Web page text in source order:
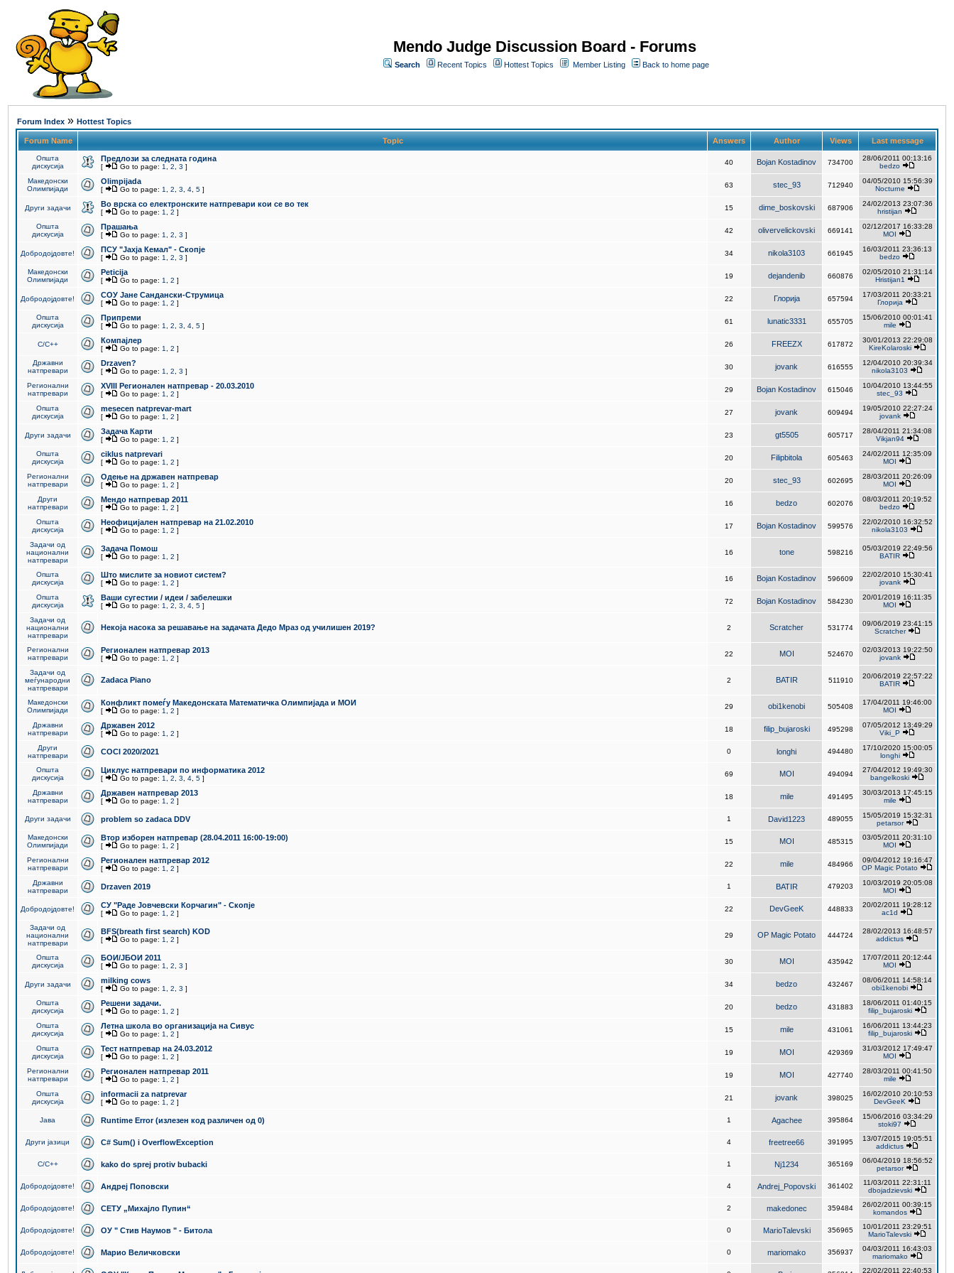
Mendo Judge Discussion Board - Forums
Search Recent Topics Hottest Topics Member Listing Back to home page
Forum Index » Hottest Topics
Forum Name Topic Answers Author Views Last message
Општа
дискусија
Предлози за следната година
[ Go to page: 1 2 3 ]
40 Bojan Kostadinov 734700
28/06/2011 00:13:16
bedzo
Македонски
Олимпијади
Olimpijada
[ Go to page: 1 2 3 4 5 ]
63 stec_93 712940
04/05/2010 15:56:39
Nocturne
Други задачи Во врска со електронските натпревари кои се во тек
[ Go to page: 1 2 ]
15 dime_boskovski 687906
24/02/2013 23:07:36
hristijan
Општа
дискусија
Прашања
[ Go to page: 1 2 3 ]
42 olivervelickovski 669141
02/12/2017 16:33:28
MOI
Добродојдовте! ПCУ "Јахја Кемал" - Скопје
[ Go to page: 1 2 3 ]
34 nikola3103 661945
16/03/2011 23:36:13
bedzo
Македонски
Олимпијади
Peticija
[ Go to page: 1 2 ]
19 dejandenib 660876
02/05/2010 21:31:14
Hristijan1
Добродојдовте! СОУ Јане Сандански-Струмица
[ Go to page: 1 2 ]
22 Глорија 657594
17/03/2011 20:33:21
Глорија
Општа
дискусија
Припреми
[ Go to page: 1 2 3 4 5 ]
61 lunatic3331 655705
15/06/2010 00:01:41
mile
C/C++ Компајлер
[ Go to page: 1 2 ]
26 FREEZX 617872
30/01/2013 22:29:08
KireKolaroski
Државни
натпревари
Drzaven?
[ Go to page: 1 2 3 ]
30 jovank 616555
12/04/2010 20:39:34
nikola3103
Регионални
натпревари
XVIII Регионален натпревар - 20.03.2010
[ Go to page: 1 2 ]
29 Bojan Kostadinov 615046
10/04/2010 13:44:55
stec_93
Општа
дискусија
mesecen natprevar-mart
[ Go to page: 1 2 ]
27 jovank 609494
19/05/2010 22:27:24
jovank
Други задачи Задача Карти
[ Go to page: 1 2 ]
23 gt5505 605717
28/04/2011 21:34:08
Vikjan94
Општа
дискусија
ciklus natprevari
[ Go to page: 1 2 ]
20 Filipbitola 605463
24/02/2011 12:35:09
MOI
Регионални
натпревари
Одење на државен натпревар
[ Go to page: 1 2 ]
20 stec_93 602695
28/03/2011 20:26:09
MOI
Други
натпревари
Мендо натпревар 2011
[ Go to page: 1 2 ]
16 bedzo 602076
08/03/2011 20:19:52
bedzo
Општа
дискусија
Неофицијален натпревар на 21.02.2010
[ Go to page: 1 2 ]
17 Bojan Kostadinov 599576
22/02/2010 16:32:52
nikola3103
Задачи од
национални
натпревари
Задача Помош
[ Go to page: 1 2 ]
16 tone 598216
05/03/2019 22:49:56
BATIR
Општа
дискусија
Што мислите за новиот систем?
[ Go to page: 1 2 ]
16 Bojan Kostadinov 596609
22/02/2010 15:30:41
jovank
Општа
дискусија
Ваши сугестии / идеи / забелешки
[ Go to page: 1 2 3 4 5 ]
72 Bojan Kostadinov 584230
20/01/2019 16:11:35
MOI
Задачи од
национални
натпревари
Некоја насока за решавање на задачата Дедо Мраз од училишен 2019? 2 Scratcher 531774
09/06/2019 23:41:15
Scratcher
Регионални
натпревари
Регионален натпревар 2013
[ Go to page: 1 2 ]
22 MOI 524670
02/03/2013 19:22:50
jovank
Задачи од
меѓународни
натпревари
Zadaca Piano 2 BATIR 511910
20/06/2019 22:57:22
BATIR
Македонски
Олимпијади
Конфликт помеѓу Македонската Математичка Олимпијада и МОИ
[ Go to page: 1 2 ]
29 obi1kenobi 505408
17/04/2011 19:46:00
MOI
Државни
натпревари
Државен 2012
[ Go to page: 1 2 ]
18 filip_bujaroski 495298
07/05/2012 13:49:29
Viki_P
Други
натпревари
COCI 2020/2021 0 longhi 494480
17/10/2020 15:00:05
longhi
Општа
дискусија
Циклус натпревари по информатика 2012
[ Go to page: 1 2 3 4 5 ]
69 MOI 494094
27/04/2012 19:49:30
bangelkoski
Државни
натпревари
Државен натпревар 2013
[ Go to page: 1 2 ]
18 mile 491495
30/03/2013 17:45:15
mile
Други задачи problem so zadaca DDV 1 David1223 489055
15/05/2019 15:32:31
petarsor
Македонски
Олимпијади
Втор изборен натпревар (28.04.2011 16:00-19:00)
[ Go to page: 1 2 ]
15 MOI 485315
03/05/2011 20:31:10
MOI
Регионални
натпревари
Регионален натпревар 2012
[ Go to page: 1 2 ]
22 mile 484966
09/04/2012 19:16:47
OP Magic Potato
Државни
натпревари
Drzaven 2019 1 BATIR 479203
10/03/2019 20:05:08
MOI
Добродојдовте! СУ "Раде Јовчевски Корчагин" - Скопје
[ Go to page: 1 2 ]
22 DevGeeK 448833
20/02/2011 19:28:12
ac1d
Задачи од
национални
натпревари
BFS(breath first search) KOD
[ Go to page: 1 2 ]
29 OP Magic Potato 444724
28/02/2013 16:48:57
addictus
Општа
дискусија
БОИ/ЈБОИ 2011
[ Go to page: 1 2 3 ]
30 MOI 435942
17/07/2011 20:12:44
MOI
Други задачи milking cows
[ Go to page: 1 2 3 ]
34 bedzo 432467
08/06/2011 14:58:14
obi1kenobi
Општа
дискусија
Решени задачи.
[ Go to page: 1 2 ]
20 bedzo 431883
18/06/2011 01:40:15
filip_bujaroski
Општа
дискусија
Летна школа во организација на Сивус
[ Go to page: 1 2 ]
15 mile 431061
16/06/2011 13:44:23
filip_bujaroski
Општа
дискусија
Тест натпревар на 24.03.2012
[ Go to page: 1 2 ]
19 MOI 429369
31/03/2012 17:49:47
MOI
Регионални
натпревари
Регионален натпревар 2011
[ Go to page: 1 2 ]
19 MOI 427740
28/03/2011 00:41:50
mile
Општа
дискусија
informacii za natprevar
[ Go to page: 1 2 ]
21 jovank 398025
16/02/2010 20:10:53
DevGeeK
Јава Runtime Error (излезен код различен од 0) 1 Agachee 395864
15/06/2016 03:34:29
stoki97
Други јазици C# Sum() i OverflowException 4 freetree66 391995
13/07/2015 19:05:51
addictus
C/C++ kako do sprej protiv bubacki 1 Nj1234 365169
06/04/2019 18:56:52
petarsor
Добродојдовте! Андреј Поповски 4 Andrej_Popovski 361402
11/03/2011 22:31:11
dbojadzievski
Добродојдовте! СЕТУ „Михајло Пупин“ 2 makedonec 359484
26/02/2011 00:39:15
komandos
Добродојдовте! ОУ " Стив Наумов " - Битола 0 MarioTalevski 356965
10/01/2011 23:29:51
MarioTalevski
Добродојдовте! Марио Величковски 0 mariomako 356937
04/03/2011 16:43:03
mariomako
22/02/2011 22:40:53